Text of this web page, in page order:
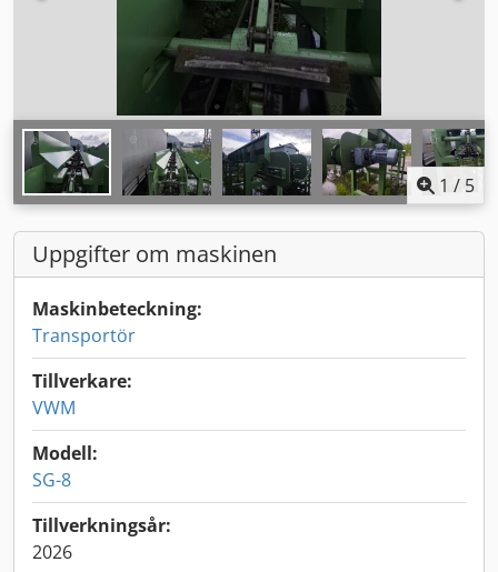
1 / 5
Uppgifter om maskinen
Maskinbeteckning:
Transportör
Tillverkare:
VWM
Modell:
SG-8
Tillverkningsår:
2026